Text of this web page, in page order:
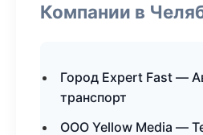
Компании в
Город Expert Fast —
транспорт
ООО Yellow Media —